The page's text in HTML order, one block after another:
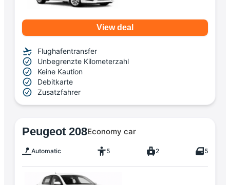
View deal
Flughafentransfer
Unbegrenzte Kilometerzahl
Keine Kaution
Debitkarte
Zusatzfahrer
Peugeot 208Economy car
Automatic 5 2 5